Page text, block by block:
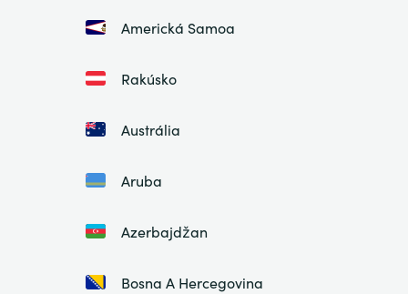
Americká Samoa
Rakúsko
Austrália
Aruba
Azerbajdžan
Bosna A Hercegovina